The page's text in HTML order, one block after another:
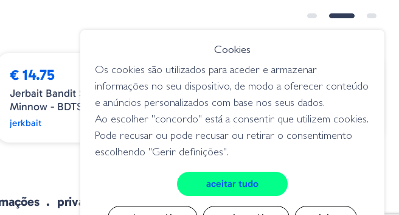
€ 14.75
Jerbait Bandit Suspending
Minnow - BDTSMD02 Taco Salad
jerkbait
➕ OPÇÕES
€ 11.85
Jerbait Rapala Shadow Rap Deep
- Albino Shiner
jerkbait
privacidade
Cookies
Os cookies são utilizados para aceder e armazenar
informações no seu dispositivo, de modo a oferecer conteúdo
e anúncios personalizados com base nos seus dados.
Ao escolher "concordo" está a consentir que utilizem cookies.
Pode recusar ou pode recusar ou retirar o consentimento
escolhendo "Gerir definições".
aceitar tudo